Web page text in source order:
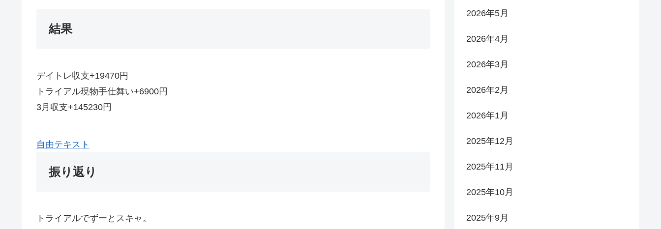
結果
デイトレ収支+19470円
トライアル現物手仕舞い+6900円
3月収支+145230円
自由テキスト
振り返り
トライアルでずーとスキャ。
2026年5月
2026年4月
2026年3月
2026年2月
2026年1月
2025年12月
2025年11月
2025年10月
2025年9月